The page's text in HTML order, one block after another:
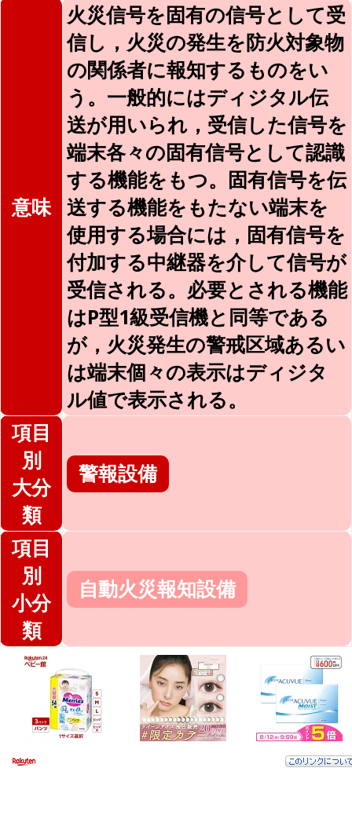
意味
火災信号を固有の信号として受
信し，火災の発生を防火対象物
の関係者に報知するものをい
う。一般的にはディジタル伝
送が用いられ，受信した信号を
端末各々の固有信号として認識
する機能をもつ。固有信号を伝
送する機能をもたない端末を
使用する場合には，固有信号を
付加する中継器を介して信号が
受信される。必要とされる機能
はP型1級受信機と同等である
が，火災発生の警戒区域あるい
は端末個々の表示はディジタ
ル値で表示される。
項目
別
大分
類
警報設備
項目
別
小分
類
自動火災報知設備